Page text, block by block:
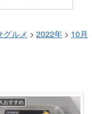
ルメ > 2022年 > 10月
おすすめ